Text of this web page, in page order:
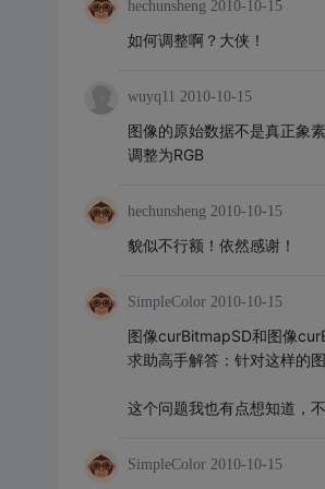
hechunsheng 2010-10-15
如何调整啊？大侠！
wuyq11 2010-10-15
图像的原始数据不是真正象
调整为RGB
hechunsheng 2010-10-15
貌似不行额！依然感谢！
SimpleColor 2010-10-15
图像curBitmapSD和图像
求助高手解答：针对这样的
这个问题我也有点想知道，
SimpleColor 2010-10-15